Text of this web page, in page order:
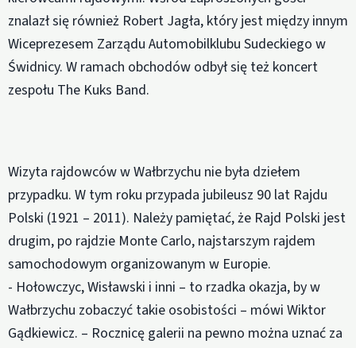
znalazł się również Robert Jagła, który jest między innym
Wiceprezesem Zarządu Automobilklubu Sudeckiego w
Świdnicy. W ramach obchodów odbył się też koncert
zespołu The Kuks Band.
Wizyta rajdowców w Wałbrzychu nie była dziełem
przypadku. W tym roku przypada jubileusz 90 lat Rajdu
Polski (1921 – 2011). Należy pamiętać, że Rajd Polski jest
drugim, po rajdzie Monte Carlo, najstarszym rajdem
samochodowym organizowanym w Europie.
- Hołowczyc, Wisławski i inni – to rzadka okazja, by w
Wałbrzychu zobaczyć takie osobistości – mówi Wiktor
Gądkiewicz. – Rocznicę galerii na pewno można uznać za